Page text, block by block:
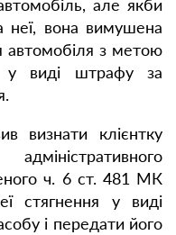
але якби
неї, вона вимушена
автомобіля з метою
у виді штрафу за
визнати клієнтку
ч. 6 ст. 481 МК
стягнення у виді
і передати його